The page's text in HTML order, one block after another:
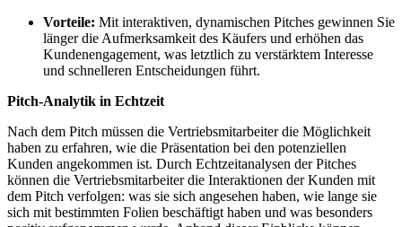
Vorteile: Mit interaktiven, dynamischen Pitches gewinnen Sie
länger die Aufmerksamkeit des Käufers und erhöhen das
Kundenengagement, was letztlich zu verstärktem Interesse
und schnelleren Entscheidungen führt.
Pitch-Analytik in Echtzeit
Nach dem Pitch müssen die Vertriebsmitarbeiter die Möglichkeit
haben zu erfahren, wie die Präsentation bei den potenziellen
Kunden angekommen ist. Durch Echtzeitanalysen der Pitches
können die Vertriebsmitarbeiter die Interaktionen der Kunden mit
dem Pitch verfolgen: was sie sich angesehen haben, wie lange sie
sich mit bestimmten Folien beschäftigt haben und was besonders